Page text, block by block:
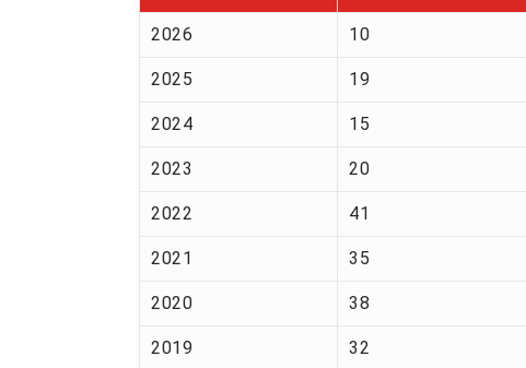
2026 10
2025 19
2024 15
2023 20
2022 41
2021 35
2020 38
2019 32